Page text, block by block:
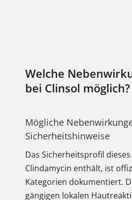
Welche
bei Clinsol möglich?
Mögliche
Sicherheitshinweise
Das Sicherheitsprofil
Clindamycin enthält, ist
Kategorien dokumentiert.
gängigen lokalen